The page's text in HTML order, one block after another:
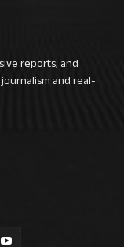
reports, and
and real-